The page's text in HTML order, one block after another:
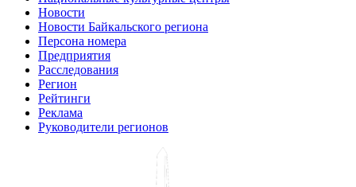
Новости
Новости Байкальского региона
Персона номера
Предприятия
Расследования
Регион
Рейтинги
Реклама
Руководители регионов